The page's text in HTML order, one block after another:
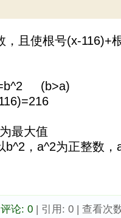
，且使根号(x-116)+
(b>a)
最大值
b^2，a^2为正整数，
评论: 0| 引用: 0 | 查看次